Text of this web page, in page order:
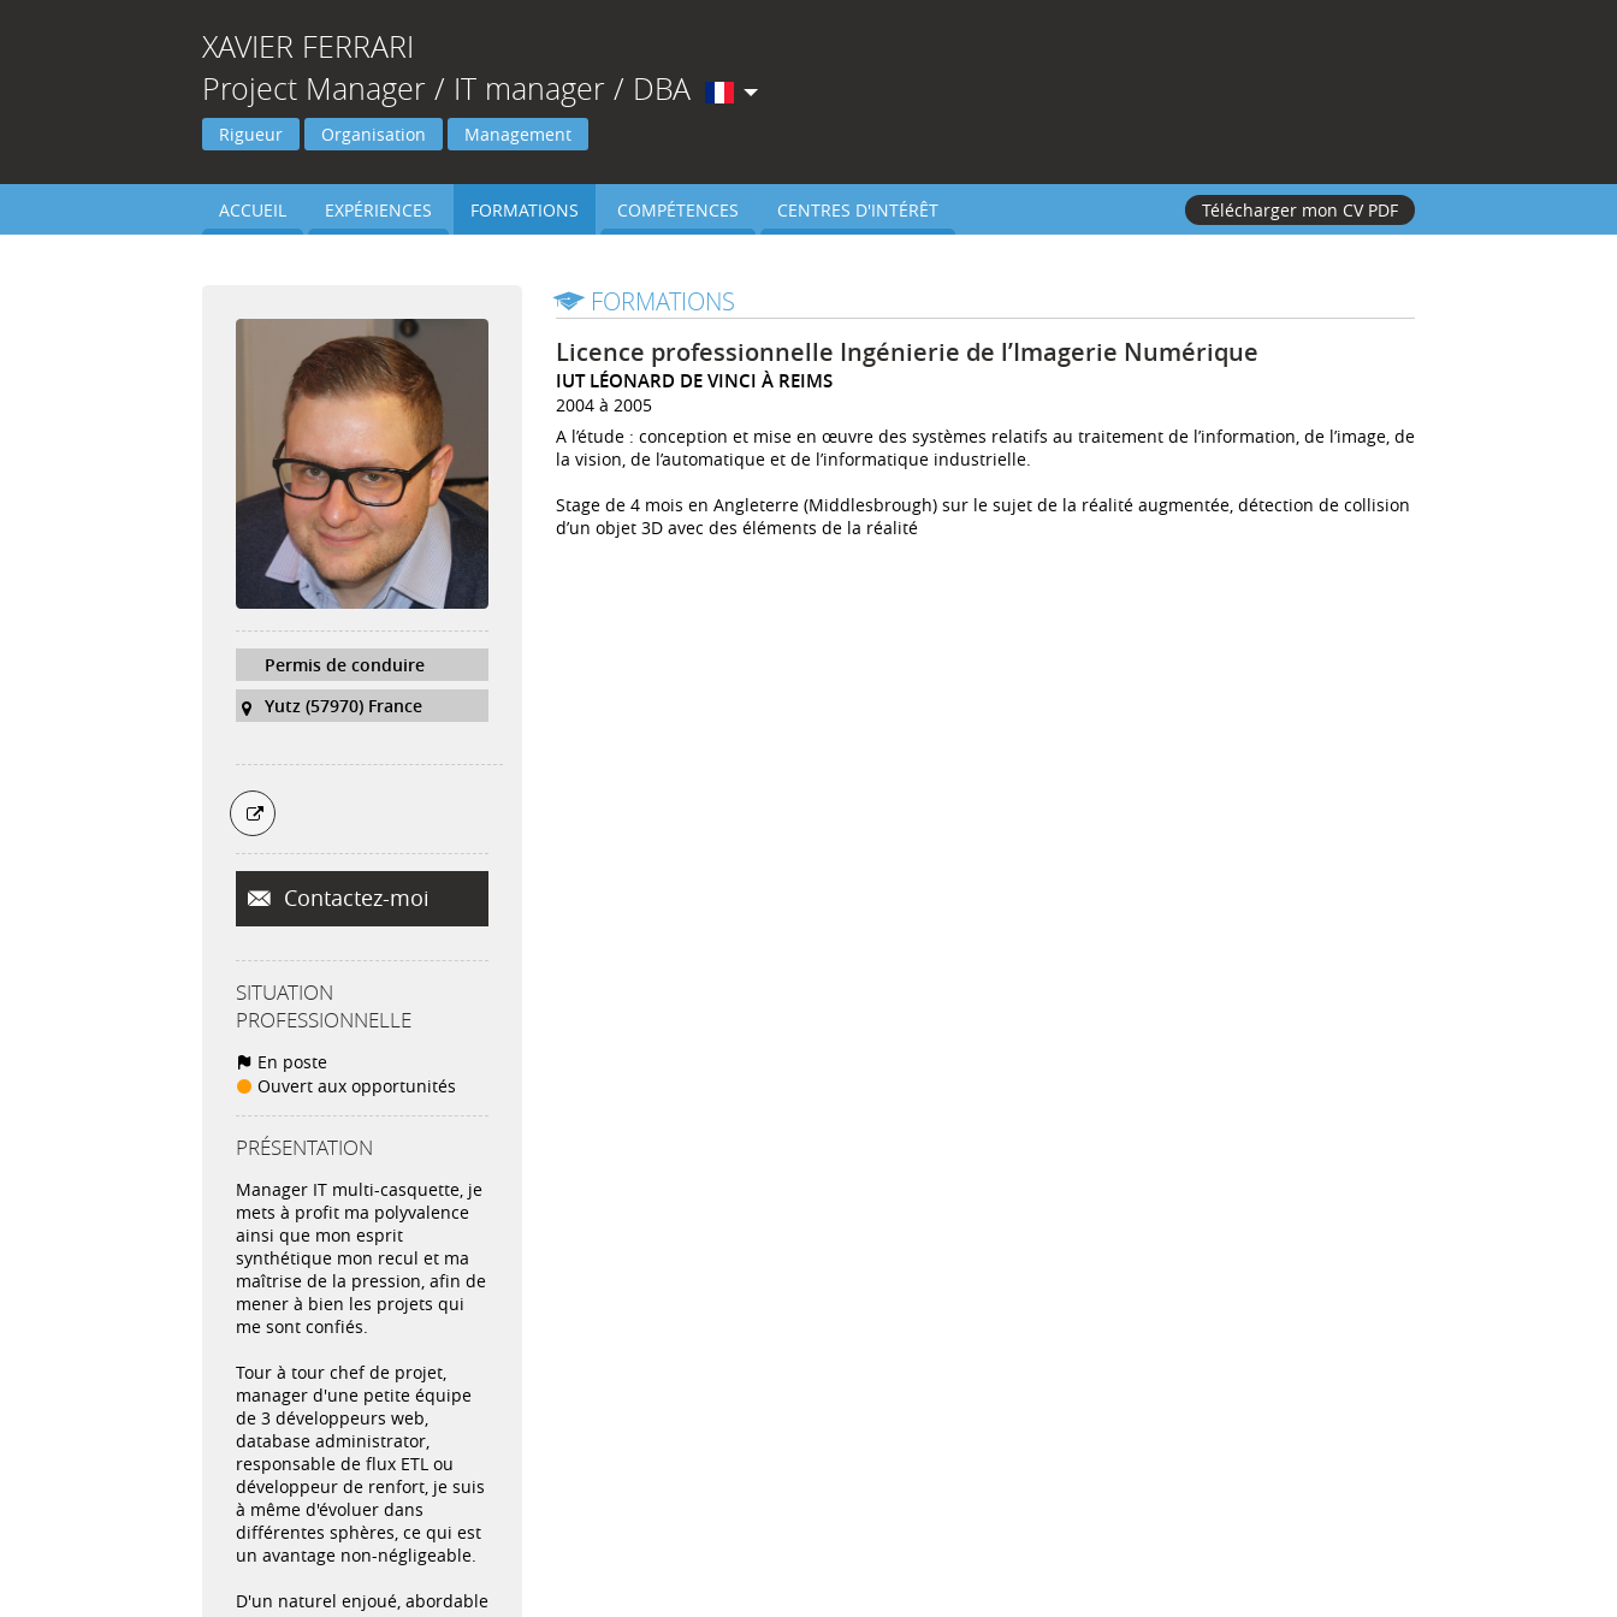
XAVIER FERRARI
Project Manager / IT manager / DBA
Rigueur Organisation Management
ACCUEIL EXPÉRIENCES FORMATIONS COMPÉTENCES CENTRES D'INTÉRÊT Télécharger mon CV PDF
Permis de conduire
Yutz (57970) France
Contactez-moi
SITUATION
PROFESSIONNELLE
En poste
Ouvert aux opportunités
PRÉSENTATION
Manager IT multi-casquette, je
mets à profit ma polyvalence
ainsi que mon esprit
synthétique mon recul et ma
maîtrise de la pression, afin de
mener à bien les projets qui
me sont confiés.
Tour à tour chef de projet,
manager d'une petite équipe
de 3 développeurs web,
database administrator,
responsable de flux ETL ou
développeur de renfort, je suis
à même d'évoluer dans
différentes sphères, ce qui est
un avantage non-négligeable.
D'un naturel enjoué, abordable
FORMATIONS
Licence professionnelle Ingénierie de l’Imagerie Numérique
IUT LÉONARD DE VINCI À REIMS
2004 à 2005
A l’étude : conception et mise en œuvre des systèmes relatifs au traitement de l’information, de l’image, de
la vision, de l’automatique et de l’informatique industrielle.
Stage de 4 mois en Angleterre (Middlesbrough) sur le sujet de la réalité augmentée, détection de collision
d’un objet 3D avec des éléments de la réalité